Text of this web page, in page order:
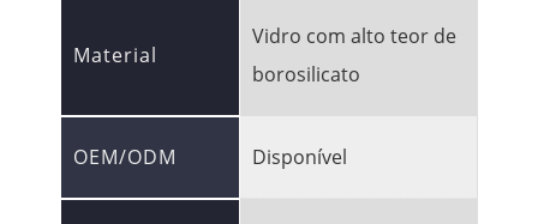
Material
Vidro com alto teor de
borosilicato
OEM/ODM Disponível